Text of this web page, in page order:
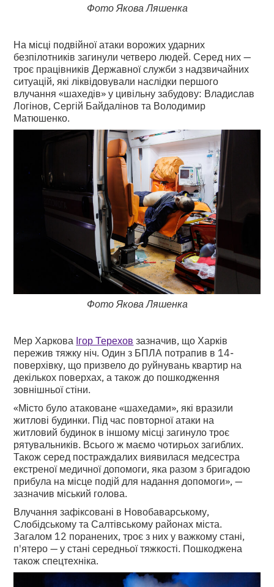
Фото Якова Ляшенка
На місці подвійної атаки ворожих ударних
безпілотників загинули четверо людей. Серед них —
троє працівників Державної служби з надзвичайних
ситуацій, які ліквідовували наслідки першого
влучання «шахедів» у цивільну забудову: Владислав
Логінов, Сергій Байдалінов та Володимир
Матюшенко.
Фото Якова Ляшенка
Мер Харкова Ігор Терехов зазначив, що Харків
пережив тяжку ніч. Один з БПЛА потрапив в 14-
поверхівку, що призвело до руйнувань квартир на
декількох поверхах, а також до пошкодження
зовнішньої стіни.
«Місто було атаковане «шахедами», які вразили
житлові будинки. Під час повторної атаки на
житловий будинок в іншому місці загинуло троє
рятувальників. Всього ж маємо чотирьох загиблих.
Також серед постраждалих виявилася медсестра
екстреної медичної допомоги, яка разом з бригадою
прибула на місце подій для надання допомоги», —
зазначив міський голова.
Влучання зафіксовані в Новобаварському,
Слобідському та Салтівському районах міста.
Загалом 12 поранених, троє з них у важкому стані,
п'ятеро — у стані середньої тяжкості. Пошкоджена
також спецтехніка.